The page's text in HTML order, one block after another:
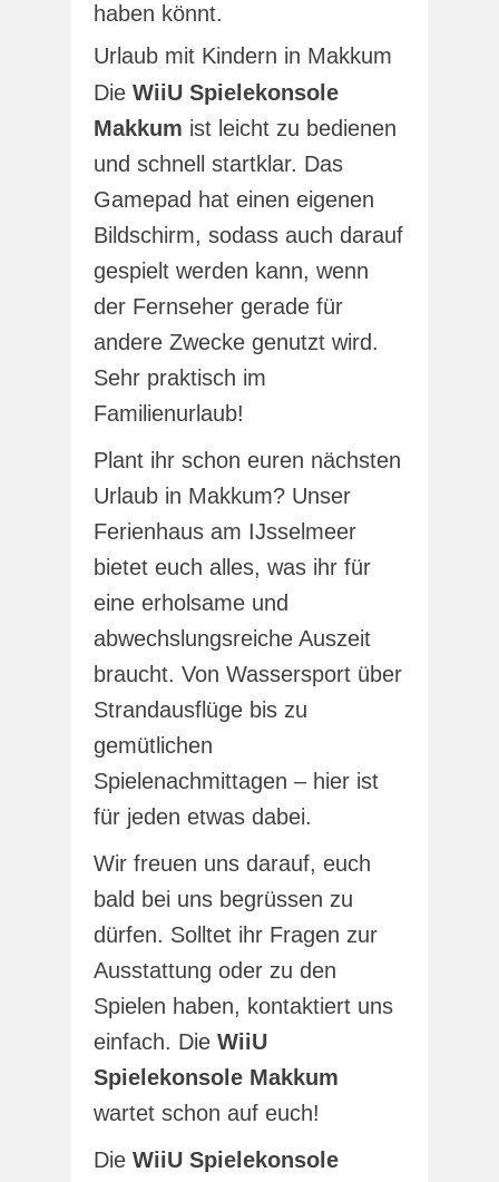
haben könnt.
Urlaub mit Kindern in Makkum
Die WiiU Spielekonsole
Makkum ist leicht zu bedienen
und schnell startklar. Das
Gamepad hat einen eigenen
Bildschirm, sodass auch darauf
gespielt werden kann, wenn
der Fernseher gerade für
andere Zwecke genutzt wird.
Sehr praktisch im
Familienurlaub!
Plant ihr schon euren nächsten
Urlaub in Makkum? Unser
Ferienhaus am IJsselmeer
bietet euch alles, was ihr für
eine erholsame und
abwechslungsreiche Auszeit
braucht. Von Wassersport über
Strandausflüge bis zu
gemütlichen
Spielenachmittagen – hier ist
für jeden etwas dabei.
Wir freuen uns darauf, euch
bald bei uns begrüssen zu
dürfen. Solltet ihr Fragen zur
Ausstattung oder zu den
Spielen haben, kontaktiert uns
einfach. Die WiiU
Spielekonsole Makkum
wartet schon auf euch!
Die WiiU Spielekonsole